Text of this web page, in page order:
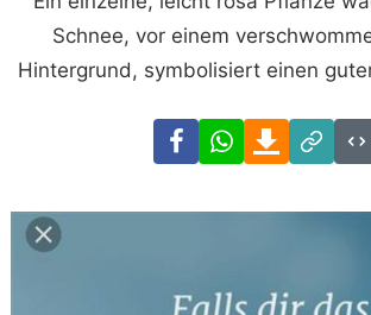
Schnee, vor einem
Hintergrund, symbolisiert einen
FacebookWhatsAppDownload
Link